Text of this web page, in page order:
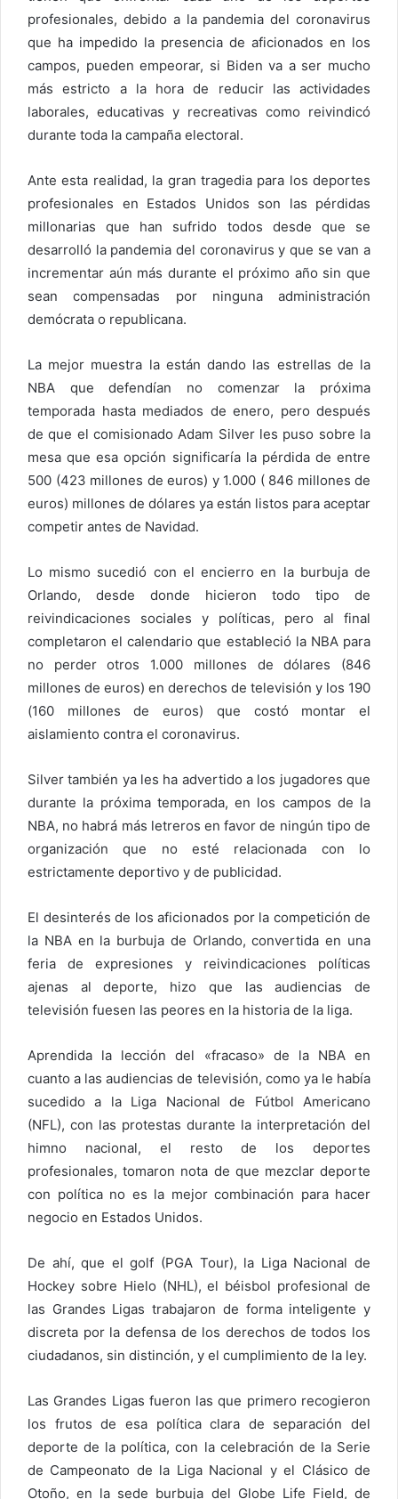
profesionales, debido a la pandemia del coronavirus
que ha impedido la presencia de aficionados en los
campos, pueden empeorar, si Biden va a ser mucho
más estricto a la hora de reducir las actividades
laborales, educativas y recreativas como reivindicó
durante toda la campaña electoral.
Ante esta realidad, la gran tragedia para los deportes
profesionales en Estados Unidos son las pérdidas
millonarias que han sufrido todos desde que se
desarrolló la pandemia del coronavirus y que se van a
incrementar aún más durante el próximo año sin que
sean compensadas por ninguna administración
demócrata o republicana.
La mejor muestra la están dando las estrellas de la
NBA que defendían no comenzar la próxima
temporada hasta mediados de enero, pero después
de que el comisionado Adam Silver les puso sobre la
mesa que esa opción significaría la pérdida de entre
500 (423 millones de euros) y 1.000 ( 846 millones de
euros) millones de dólares ya están listos para aceptar
competir antes de Navidad.
Lo mismo sucedió con el encierro en la burbuja de
Orlando, desde donde hicieron todo tipo de
reivindicaciones sociales y políticas, pero al final
completaron el calendario que estableció la NBA para
no perder otros 1.000 millones de dólares (846
millones de euros) en derechos de televisión y los 190
(160 millones de euros) que costó montar el
aislamiento contra el coronavirus.
Silver también ya les ha advertido a los jugadores que
durante la próxima temporada, en los campos de la
NBA, no habrá más letreros en favor de ningún tipo de
organización que no esté relacionada con lo
estrictamente deportivo y de publicidad.
El desinterés de los aficionados por la competición de
la NBA en la burbuja de Orlando, convertida en una
feria de expresiones y reivindicaciones políticas
ajenas al deporte, hizo que las audiencias de
televisión fuesen las peores en la historia de la liga.
Aprendida la lección del «fracaso» de la NBA en
cuanto a las audiencias de televisión, como ya le había
sucedido a la Liga Nacional de Fútbol Americano
(NFL), con las protestas durante la interpretación del
himno nacional, el resto de los deportes
profesionales, tomaron nota de que mezclar deporte
con política no es la mejor combinación para hacer
negocio en Estados Unidos.
De ahí, que el golf (PGA Tour), la Liga Nacional de
Hockey sobre Hielo (NHL), el béisbol profesional de
las Grandes Ligas trabajaron de forma inteligente y
discreta por la defensa de los derechos de todos los
ciudadanos, sin distinción, y el cumplimiento de la ley.
Las Grandes Ligas fueron las que primero recogieron
los frutos de esa política clara de separación del
deporte de la política, con la celebración de la Serie
de Campeonato de la Liga Nacional y el Clásico de
Otoño, en la sede burbuja del Globe Life Field, de